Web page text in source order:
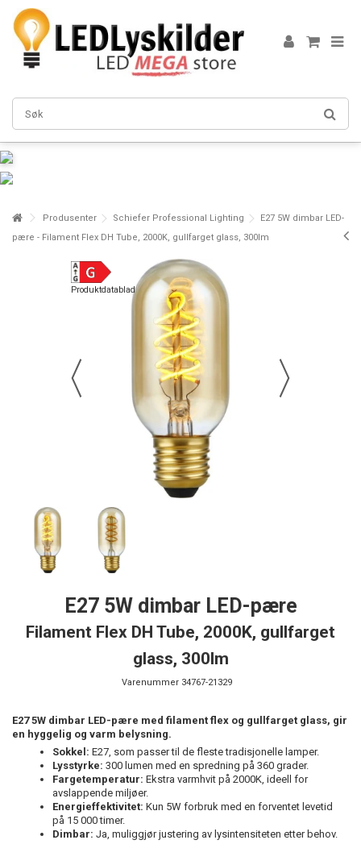
Produsenter Schiefer Professional Lighting
E27 5W dimbar LED-
pære - Filament Flex DH Tube, 2000K, gullfarget glass, 300lm
Produktdatablad
E27 5W dimbar LED-pære
Filament Flex DH Tube, 2000K, gullfarget
glass, 300lm
Varenummer 34767-21329
E27 5W dimbar LED-pære med filament flex og gullfarget glass, gir
en hyggelig og varm belysning.
Sokkel: E27, som passer til de fleste tradisjonelle lamper.
Lysstyrke: 300 lumen med en spredning på 360 grader.
Fargetemperatur: Ekstra varmhvit på 2000K, ideell for
avslappende miljøer.
Energieffektivitet: Kun 5W forbruk med en forventet levetid
på 15 000 timer.
Dimbar: Ja, muliggjør justering av lysintensiteten etter behov.